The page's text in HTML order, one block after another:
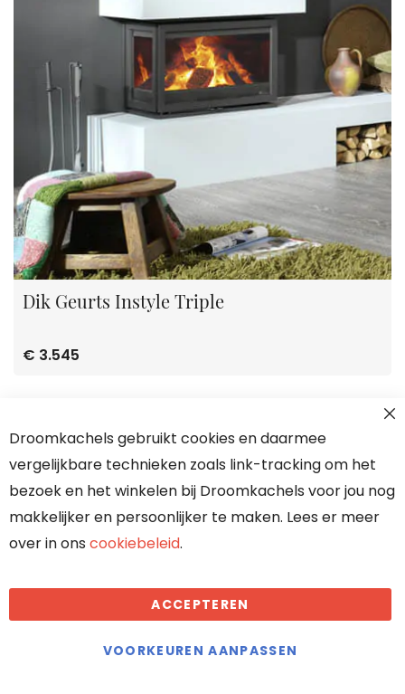
Dik Geurts Instyle Triple
€ 3.545
Droomkachels gebruikt cookies en daarmee
vergelijkbare technieken zoals link-tracking om het
bezoek en het winkelen bij Droomkachels voor jou nog
makkelijker en persoonlijker te maken. Lees er meer
over in ons cookiebeleid.
ACCEPTEREN
VOORKEUREN AANPASSEN